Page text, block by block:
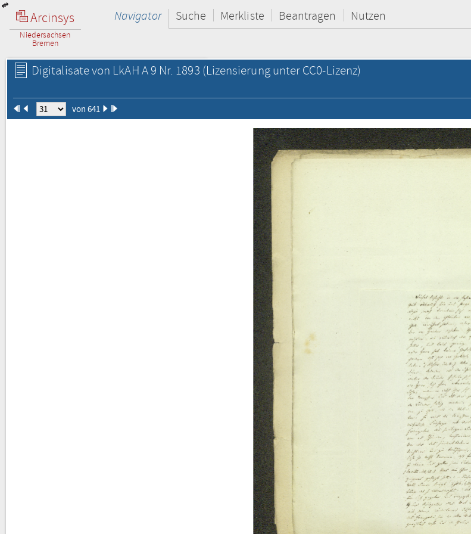
Arcinsys
Niedersachsen
Bremen
Navigator Suche Merkliste Beantragen Nutzen
Digitalisate von LkAH A 9 Nr. 1893 (Lizensierung unter CC0-Lizenz)
von 641